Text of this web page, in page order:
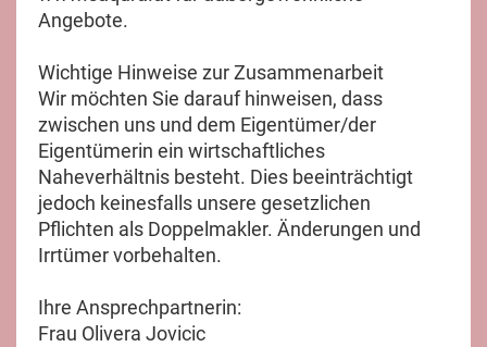
Angebote.
Wichtige Hinweise zur Zusammenarbeit
Wir möchten Sie darauf hinweisen, dass
zwischen uns und dem Eigentümer/der
Eigentümerin ein wirtschaftliches
Naheverhältnis besteht. Dies beeinträchtigt
jedoch keinesfalls unsere gesetzlichen
Pflichten als Doppelmakler. Änderungen und
Irrtümer vorbehalten.
Ihre Ansprechpartnerin:
Frau Olivera Jovicic